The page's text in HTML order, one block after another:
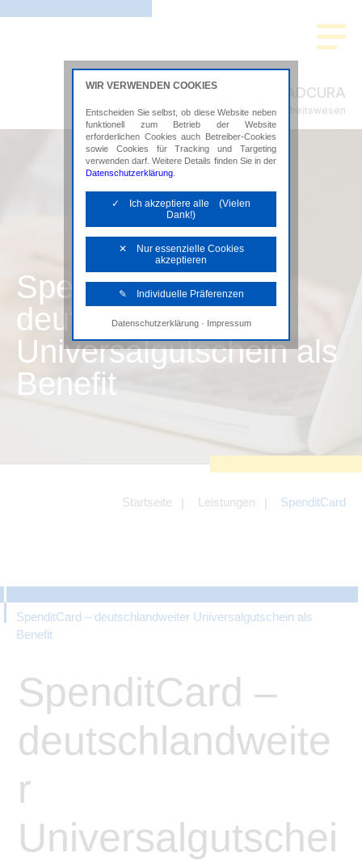
ADCURA
Steuerberatung im Gesundheitswesen
SpenditCard –
deutschlandweiter
Universalgutschein als
Benefit
Startseite Leistungen SpenditCard
SpenditCard – deutschlandweiter Universalgutschein als
Benefit
SpenditCard –
deutschlandweite
r
Universalgutschei
WIR VERWENDEN COOKIES
Entscheiden Sie selbst, ob diese Website neben
funktionell zum Betrieb der Website
erforderlichen Cookies auch Betreiber-Cookies
sowie Cookies für Tracking und Targeting
verwenden darf. Weitere Details finden Sie in der
Datenschutzerklärung
✓ Ich akzeptiere alle (Vielen
Dank!)
✕ Nur essenzielle Cookies
akzeptieren
✎ Individuelle Präferenzen
Notwendige Cookies
Diese Cookies sind erforderlich, um die
grundlegende Funktionalität der Website
zu sichern.
Angebotes einschließlich der
Angeboten von z.B. Facebook und
LinkedIn.
können.
Datenschutzerklärung· Impressum